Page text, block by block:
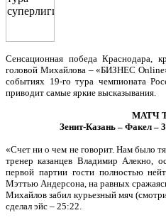
Сенсационная победа Краснодара,
головой Михайлова – «БИЗНЕС
событиях 19-го тура чемпионата
приводит самые яркие высказывания.
МАТЧ
Зенит-Казань – Факел –
«Счет ни о чем не говорит. Нам было
тренер казанцев Владимир Алекно,
первой партии гости полностью
Мэттью Андерсона, на равных
Михайлов забил курьезный мяч
сделал эйс – 25:22.